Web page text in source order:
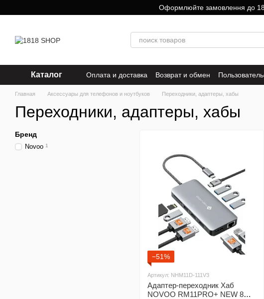
Оформлюйте замовлення до
Каталог Оплата и доставка Возврат и обмен
Главная Аксессуары для телефонов и ноутбуков Переходники, адаптеры, хабы
Переходники, адаптеры, хабы
−51%
Артикул: NHM11D-111V3
Адаптер-переходник Хаб
NOVOO RM11PRO+ NEW 8K
Бренд
Novoo 1